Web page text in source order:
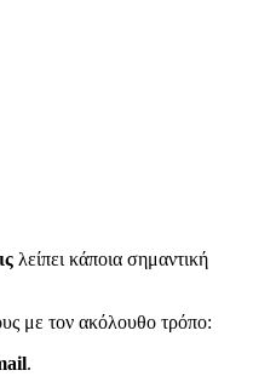
λείπει κάποια σημαντική
με τον ακόλουθο τρόπο:
.